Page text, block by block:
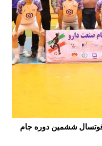
ششمین دوره جام